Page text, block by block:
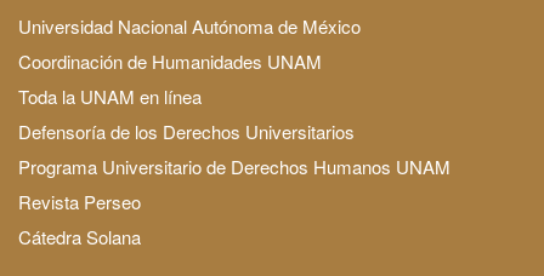
Universidad Nacional Autónoma de México
Coordinación de Humanidades UNAM
Toda la UNAM en línea
Defensoría de los Derechos Universitarios
Programa Universitario de Derechos Humanos UNAM
Revista Perseo
Cátedra Solana